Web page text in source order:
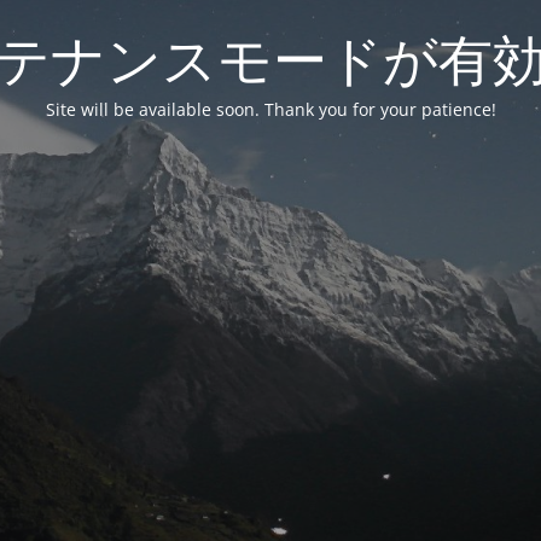
ナンスモードが有
Site will be available soon. Thank you for your patience!